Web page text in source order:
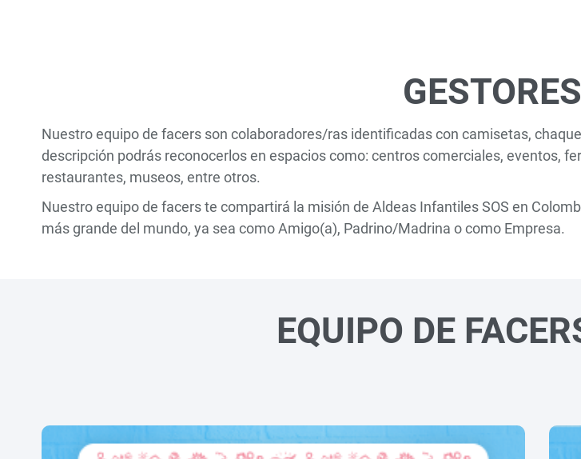
Nuestro equipo de facers son colaboradores/ras identificadas con camisetas,
descripción podrás reconocerlos en espacios como: centros comerciales, eventos,
restaurantes, museos, entre otros.
Nuestro equipo de facers te compartirá la misión de Aldeas Infantiles SOS en
más grande del mundo, ya sea como Amigo(a), Padrino/Madrina o como Empresa.
EQUIPO DE